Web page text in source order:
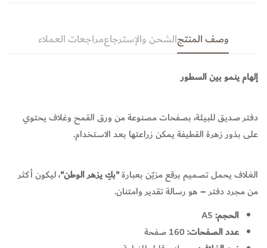
وصف المنتجالشحن والإسترجاعمراجعات العملاء
إلهام ينمو بين السطور
دفتر صديق للبيئة، بصفحات مصنوعة من ورق القمح وغلاف يحتوي
على بذور زهرة القطيفة يمكن زراعتها بعد الاستخدام.
الغلاف يحملتصميم برقع مزيّن بعبارة"بكِ يزهر الوطن"، ليكون أكثر
من مجرد دفتر – هو رسالة تقدير وامتنان.
الحجم:
عدد الصفحات: